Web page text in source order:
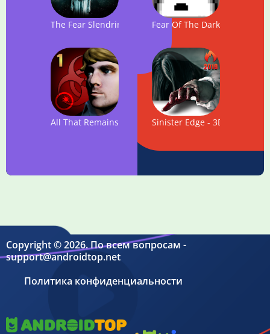
The Fear Slendrina 4 : Creepy Scream House
Fear Of The Dark
All That Remains: Part 1 - Bunker Room Escape Game
Sinister Edge - 3D Horror
Copyright © 2026. По всем вопросам -
support@androidtop.net
Политика конфиденциальности